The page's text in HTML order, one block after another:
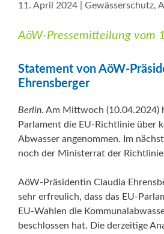
11. April 2024 Gewässerschutz,
AöW-Pressemitteilung vom
Statement von AöW-
Ehrensberger
Berlin. Am Mittwoch (10.04.2024)
Parlament die EU-Richtlinie über
Abwasser angenommen. Im
noch der Ministerrat der
AöW-Präsidentin Claudia
sehr erfreulich, dass das EU-
EU-Wahlen die
beschlossen hat. Die derzeitige